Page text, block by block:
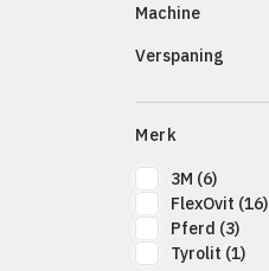
Machine
Verspaning
Merk
3M (6)
FlexOvit (16)
Pferd (3)
Tyrolit (1)